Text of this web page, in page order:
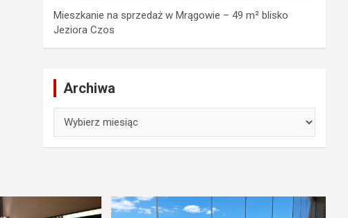
Mieszkanie na sprzedaż w Mrągowie – 49 m² blisko
Jeziora Czos
Archiwa